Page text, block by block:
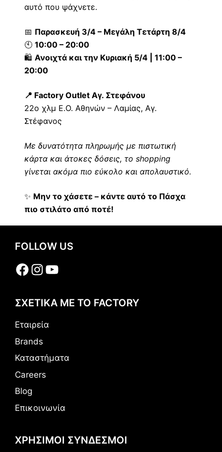
αυτό που ψάχνετε.
📅 Παρασκευή 3/4 – Μεγάλη Τετάρτη 8/4
🕙 10:00 – 20:00
🛍️ Ανοιχτά και την Κυριακή 5/4 | 11:00 –
20:00
📍 Factory Outlet Αγ. Στεφάνου
22ο χλμ Ε.Ο. Αθηνών – Λαμίας, Αγ.
Στέφανος
Με δυνατότητα πληρωμής με πιστωτική
κάρτα και άτοκες δόσεις, το shopping
γίνεται ακόμα πιο εύκολο και απολαυστικό.
✨ Μην το χάσετε – κάντε αυτό το Πάσχα
πιο στιλάτο από ποτέ!
FOLLOW US
Facebook
Instagram
YouTube
ΣΧΕΤΙΚΑ ΜΕ ΤΟ FACTORY
Εταιρεία
Brands
Καταστήματα
Careers
Blog
Επικοινωνία
ΧΡΗΣΙΜΟΙ ΣΥΝΔΕΣΜΟΙ